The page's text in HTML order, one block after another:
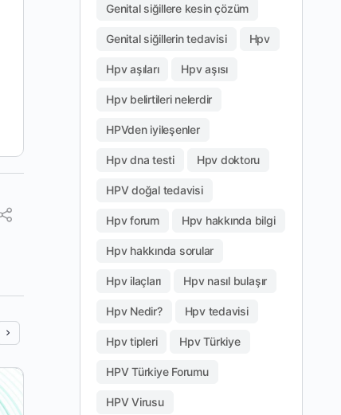
Genital siğillere kesin çözüm
Genital siğillerin tedavisi Hpv
Hpv aşıları Hpv aşısı
Hpv belirtileri nelerdir
HPVden iyileşenler
Hpv dna testi Hpv doktoru
HPV doğal tedavisi
Hpv forum Hpv hakkında bilgi
Hpv hakkında sorular
Hpv ilaçları Hpv nasıl bulaşır
Hpv Nedir? Hpv tedavisi
Hpv tipleri Hpv Türkiye
HPV Türkiye Forumu
HPV Virusu